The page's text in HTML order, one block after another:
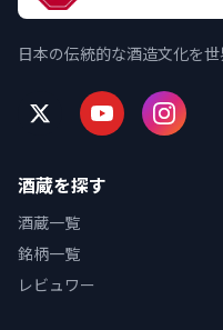
日本の伝統的な酒造文化を
酒蔵を探す
酒蔵一覧
銘柄一覧
レビュワー